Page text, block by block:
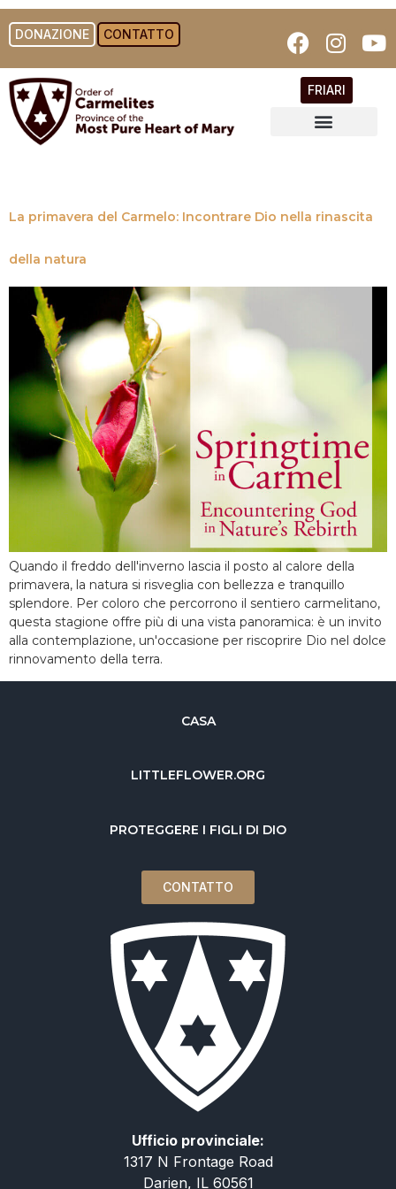
DONAZIONE CONTATTO
FRIARI
La primavera del Carmelo: Incontrare Dio nella rinascita
della natura
Quando il freddo dell'inverno lascia il posto al calore della
primavera, la natura si risveglia con bellezza e tranquillo
splendore. Per coloro che percorrono il sentiero carmelitano,
questa stagione offre più di una vista panoramica: è un invito
alla contemplazione, un'occasione per riscoprire Dio nel dolce
rinnovamento della terra.
CASA
LITTLEFLOWER.ORG
PROTEGGERE I FIGLI DI DIO
CONTATTO
Ufficio provinciale:
1317 N Frontage Road
Darien, IL 60561